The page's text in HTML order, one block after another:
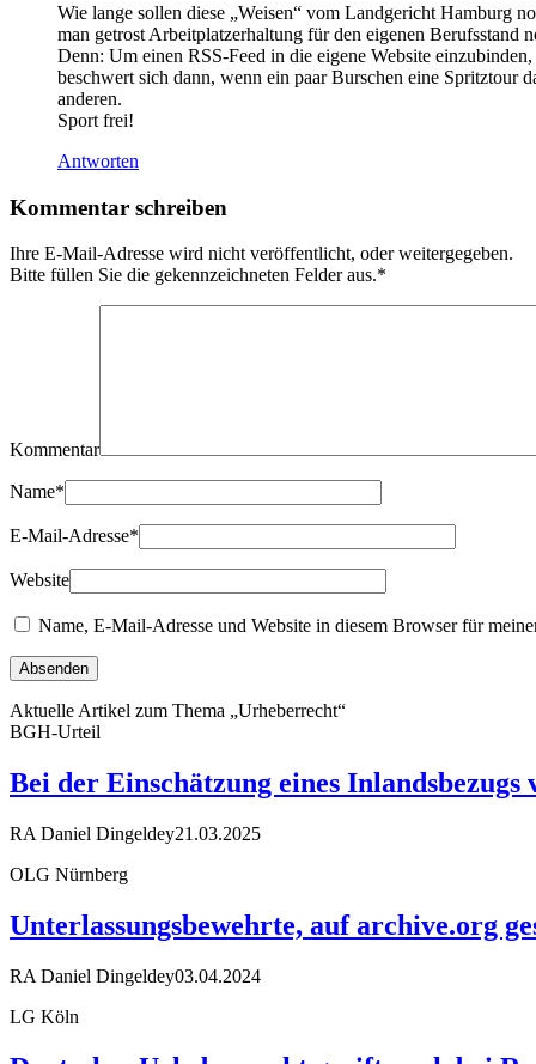
Wie lange sollen diese „Weisen“ vom Landgericht Hamburg
man getrost Arbeitplatzerhaltung für den eigenen Berufsstand
Denn: Um einen RSS-Feed in die eigene Website
beschwert sich dann, wenn ein paar Burschen eine Spritztour
anderen.
Sport frei!
Antworten
Kommentar schreiben
Ihre E-Mail-Adresse wird nicht veröffentlicht, oder weitergegeben.
Bitte füllen Sie die gekennzeichneten Felder aus.*
Kommentar
Name*
E-Mail-Adresse*
Website
Name, E-Mail-Adresse und Website in diesem Browser für
Aktuelle Artikel zum Thema „Urheberrecht“
BGH-Urteil
Bei der Einschätzung eines
RA Daniel Dingeldey21.03.2025
OLG Nürnberg
Unterlassungsbewehrte, auf archive.org
RA Daniel Dingeldey03.04.2024
LG Köln